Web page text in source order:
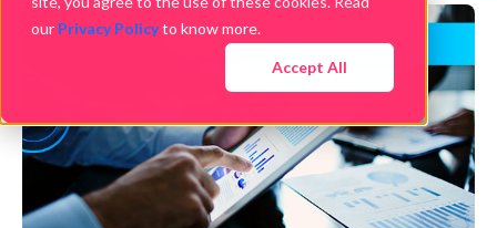
our Privacy Policyto know more.
Accept All